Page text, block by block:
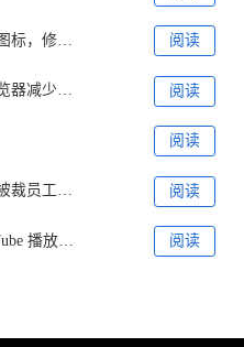
Chrome 100发布：启用全新图标，修复28个安全漏洞 阅读
微软和谷歌chrome都在为浏览器减少内存占用而努力着 阅读
阅读
他们该何去何从，谷歌拒付被裁员工剩余病产假工资 阅读
如何在 Chrome 中反转 YouTube 播放列表? 阅读